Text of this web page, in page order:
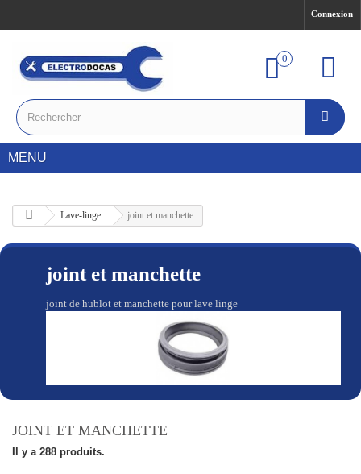
Connexion
0
MENU
Lave-linge joint et manchette
joint et manchette
joint de hublot et manchette pour lave linge
JOINT ET MANCHETTE
Il y a 288 produits.